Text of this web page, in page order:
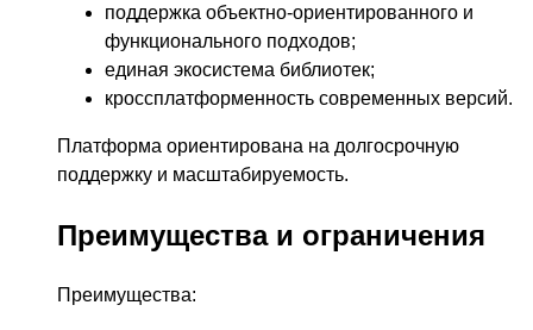
поддержка объектно-ориентированного и
функционального подходов;
единая экосистема библиотек;
кроссплатформенность современных версий.
Платформа ориентирована на долгосрочную
поддержку и масштабируемость.
Преимущества и ограничения
Преимущества: